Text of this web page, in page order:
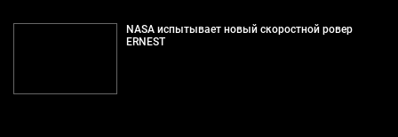
NASA испытывает новый скоростной ровер
ERNEST